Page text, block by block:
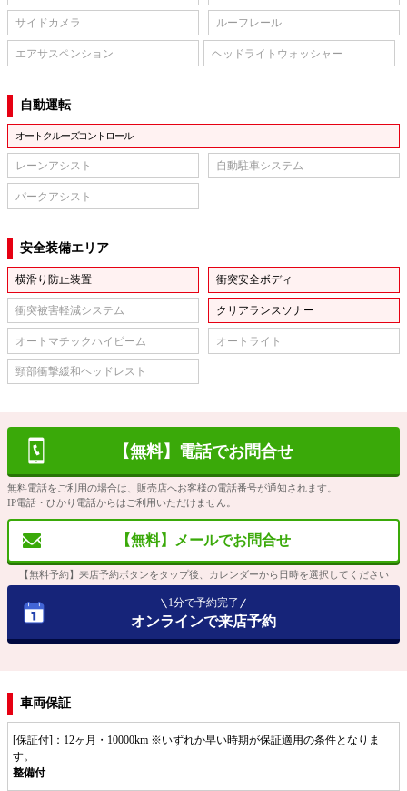
サイドカメラ ルーフレール
エアサスペンション ヘッドライトウォッシャー
自動運転
オートクルーズコントロール
レーンアシスト 自動駐車システム
パークアシスト
安全装備エリア
横滑り防止装置 衝突安全ボディ
衝突被害軽減システム クリアランスソナー
オートマチックハイビーム オートライト
頸部衝撃緩和ヘッドレスト
【無料】電話でお問合せ
無料電話をご利用の場合は、販売店へお客様の電話番号が通知されます。
IP電話・ひかり電話からはご利用いただけません。
【無料】メールでお問合せ
【無料予約】来店予約ボタンをタップ後、カレンダーから日時を選択してください
1分で予約完了
オンラインで来店予約
車両保証
[保証付]：12ヶ月・10000km ※いずれか早い時期が保証適用の条件となりま
す。
整備付